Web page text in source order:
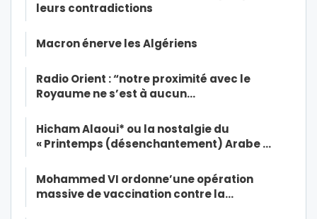
leurs contradictions
Macron énerve les Algériens
Radio Orient : “notre proximité avec le
Royaume ne s’est à aucun…
Hicham Alaoui* ou la nostalgie du
« Printemps (désenchantement) Arabe …
Mohammed VI ordonne’une opération
massive de vaccination contre la…